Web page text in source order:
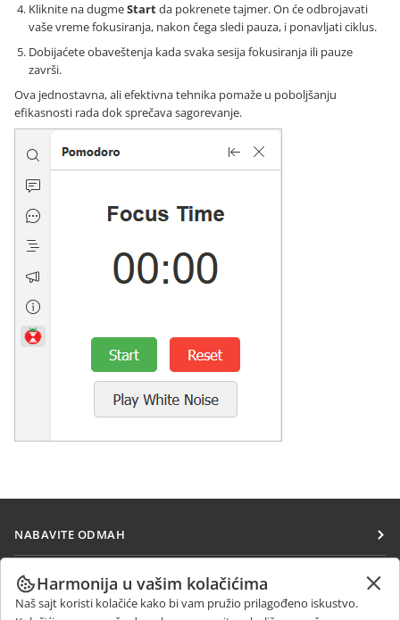
Kliknite na dugmeStartda pokrenete tajmer. On će odbrojavati
vaše vreme fokusiranja, nakon čega sledi pauza, i ponavljati ciklus.
Dobijaćete obaveštenja kada svaka sesija fokusiranja ili pauze
završi.
Ova jednostavna, ali efektivna tehnika pomaže u poboljšanju
efikasnosti rada dok sprečava sagorevanje.
NABAVITE ODMAH
Docs
DocSpace
SARAĐUJTE
Za doprinosioce
Harmonija u vašim kolačićima
Naš sajt koristi kolačiće kako bi vam pružio prilagođeno iskustvo.